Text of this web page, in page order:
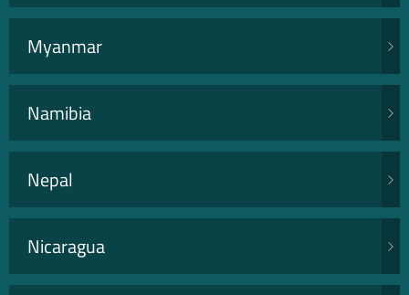
Myanmar
Namibia
Nepal
Nicaragua